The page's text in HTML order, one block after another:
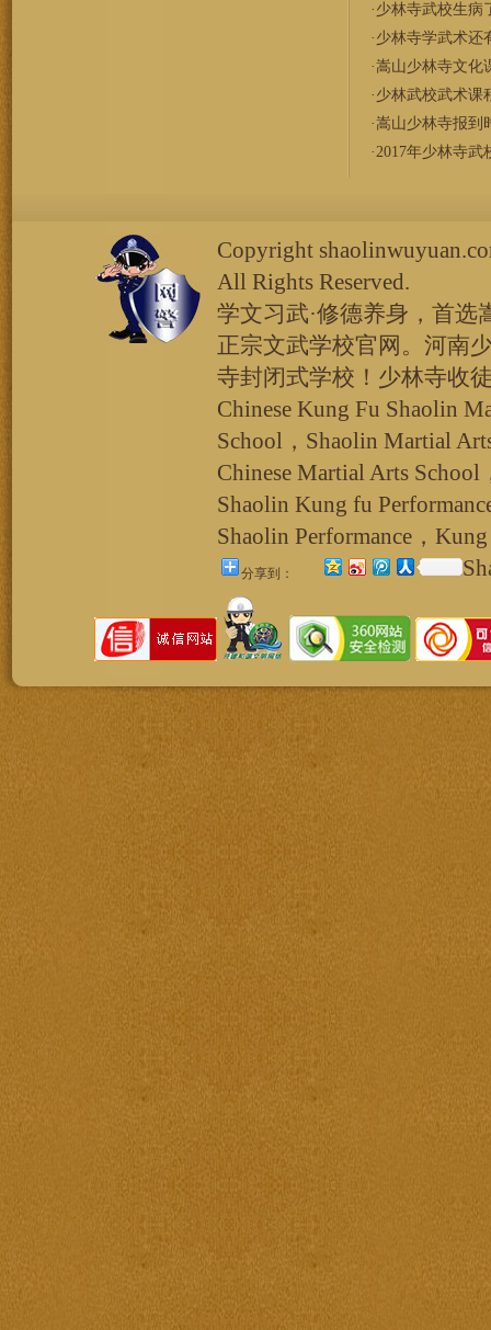
· 少林寺武校生病
· 少林寺学武术还
·嵩山少林寺文化
· 少林武校武术课
·嵩山少林寺报到
·2017年少林寺武
Copyright
All Rights Reserved.
学文习武·修德养身，首
正宗文武学校官网。河南
寺封闭式学校！少林寺收
Chinese Kung Fu Shaolin
School，Shaolin Martial
Chinese Martial Arts
Shaolin Kung fu
Shaolin Performance，
分享到：